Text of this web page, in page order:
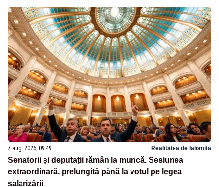
7 aug. 2026, 09:49 Realitatea de Ialomita
Senatorii și deputații rămân la muncă. Sesiunea
extraordinară, prelungită până la votul pe legea
salarizării